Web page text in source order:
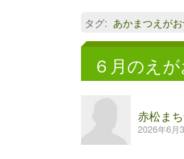
タグ: あかまつえが
６月のえ
赤松ま
2026年6月